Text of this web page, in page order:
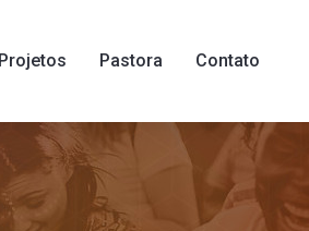
Projetos Pastora Contato